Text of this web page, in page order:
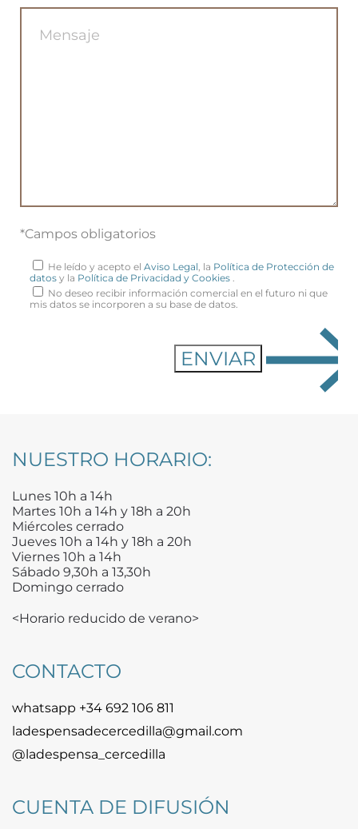
*Campos obligatorios
He leído y acepto el Aviso Legal, la Política de Protección de
datos y la Política de Privacidad y Cookies .
No deseo recibir información comercial en el futuro ni que
mis datos se incorporen a su base de datos.
NUESTRO HORARIO:
Lunes 10h a 14h
Martes 10h a 14h y 18h a 20h
Miércoles cerrado
Jueves 10h a 14h y 18h a 20h
Viernes 10h a 14h
Sábado 9,30h a 13,30h
Domingo cerrado
<Horario reducido de verano>
CONTACTO
whatsapp +34 692 106 811
ladespensadecercedilla@gmail.com
@ladespensa_cercedilla
CUENTA DE DIFUSIÓN